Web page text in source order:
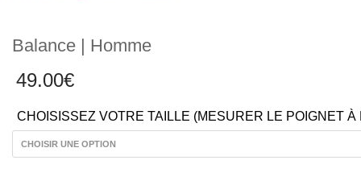
Balance | Homme
49.00€
CHOISISSEZ VOTRE TAILLE (MESURER LE POIGNET À